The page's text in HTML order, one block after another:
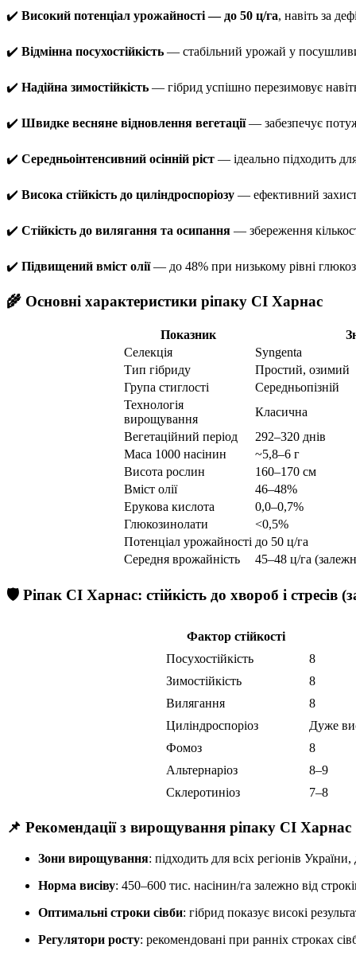
✔️ Високий потенціал урожайності — до 50 ц/га, навіть за
✔️ Відмінна посухостійкість — стабільний урожай у
✔️ Надійна зимостійкість — гібрид успішно перезимовує
✔️ Швидке весняне відновлення вегетації— забезпечує
✔️ Середньоінтенсивний осінній ріст — ідеально підходить
✔️ Висока стійкість до циліндроспоріозу — ефективний
✔️ Стійкість до вилягання та осипання — збереження
✔️ Підвищений вміст олії— до 48% при низькому рівні
🌾 Основні характеристики ріпаку СІ Харнас
Показник
Селекція
Syngenta
Тип гібриду
Простий, озимий
Група стиглості
Середньопізній
Технологія
вирощування
Класична
Вегетаційний період
292–320 днів
Маса 1000 насінин
~5,8–6 г
Висота рослин
160–170 см
Вміст олії
46–48%
Ерукова кислота
0,0–0,7%
Глюкозинолати
<0,5%
Потенціал урожайності до 50 ц/га
Середня врожайність
45–48 ц/га
🛡 Ріпак СІ Харнас: стійкість до хвороб і
Фактор стійкості
Посухостійкість
8
Зимостійкість
8
Вилягання
8
Циліндроспоріоз
Дуже
Фомоз
8
Альтернаріоз
8–9
Склеротиніоз
7–8
📌 Рекомендації з вирощування ріпаку СІ Харнас
Зони вирощування: підходить для всіх регіонів
Норма висіву: 450–600 тис. насінин/га залежно від
Оптимальні строки сівби: гібрид показує високі
Регулятори росту: рекомендовані при ранніх строках